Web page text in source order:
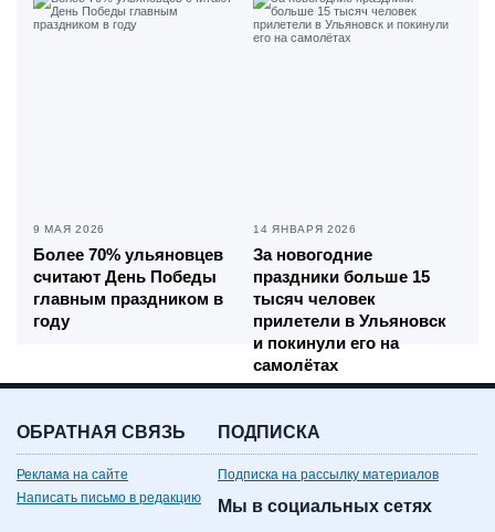
9 МАЯ 2026
Более 70% ульяновцев
считают День Победы
главным праздником в
году
14 ЯНВАРЯ 2026
За новогодние
праздники больше 15
тысяч человек
прилетели в Ульяновск
и покинули его на
самолётах
ОБРАТНАЯ СВЯЗЬ
Реклама на сайте
Написать письмо в редакцию
ПОДПИСКА
Подписка на рассылку материалов
Мы в социальных сетях